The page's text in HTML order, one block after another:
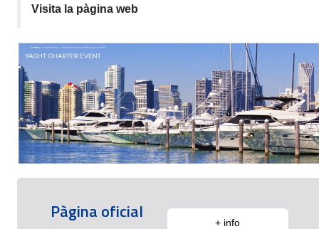
Visita la pàgina web
Pàgina oficial + info